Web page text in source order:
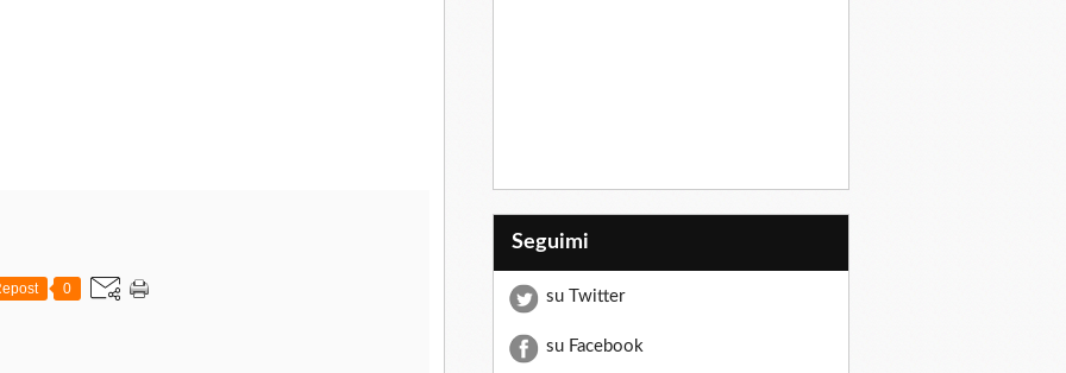
0
Seguimi
su Twitter
su Facebook